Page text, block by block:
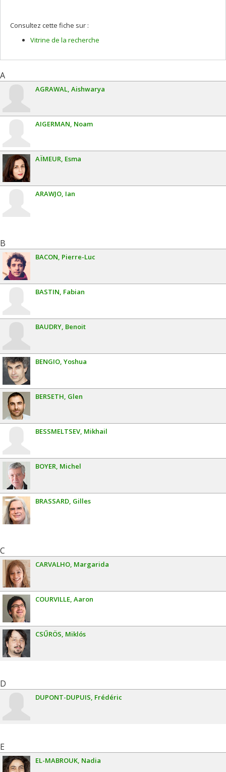
Consultez cette fiche sur :
Vitrine de la recherche
A
AGRAWAL Aishwarya
AIGERMAN Noam
AÏMEUR Esma
ARAWJO Ian
B
BACON Pierre-Luc
BASTIN Fabian
BAUDRY Benoit
BENGIO Yoshua
BERSETH Glen
BESSMELTSEV Mikhail
BOYER Michel
BRASSARD Gilles
C
CARVALHO Margarida
COURVILLE Aaron
CSŰRÖS Miklós
D
DUPONT-DUPUIS Frédéric
E
EL-MABROUK Nadia